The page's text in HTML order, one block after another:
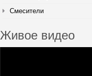
Смесители
Живое видео